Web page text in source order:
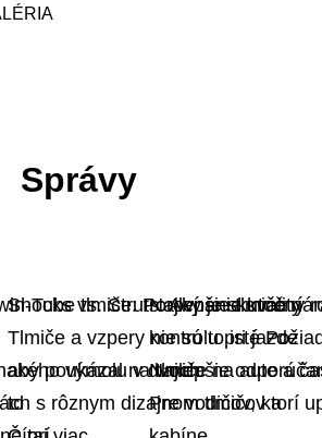
Správy
Tube tlmiče: Porovnanie kvality
výmolu v dvoch
s rôznym dizajnom tlmičov a
Shocks vs. Struts: Aký je skutočný
Tlmiče a vzpery nie sú to isté
aby poukázal na tlmiče na aute a
to
Najlepšie tlmiče
kontrolu pri jazde
Najlepšie
Pre vodičov, ktorí